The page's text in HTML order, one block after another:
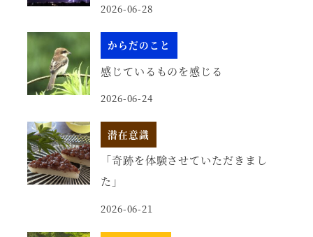
2026-06-28
からだのこと
感じているものを感じる
2026-06-24
潜在意識
「奇跡を体験させていただきまし
た」
2026-06-21